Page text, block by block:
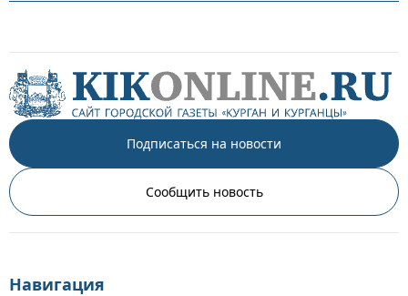
Подписаться на новости
Сообщить новость
Навигация